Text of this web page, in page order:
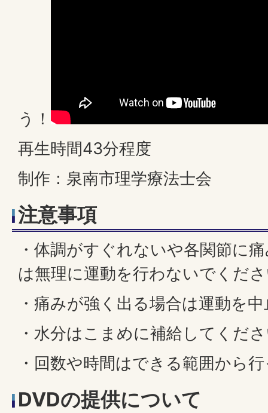
う！
再生時間43分程度
制作：泉南市理学療法士会
注意事項
・体調がすぐれないや各関節に
は無理に運動を行わないでくだ
・痛みが強く出る場合は運動を
・水分はこまめに補給してくだ
・回数や時間はできる範囲から
DVDの提供について